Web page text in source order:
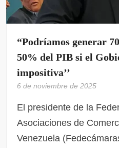
“Podríamos generar
50% del PIB si el
impositiva’’
6 de noviembre de 2025
El presidente de la
Asociaciones de
Venezuela